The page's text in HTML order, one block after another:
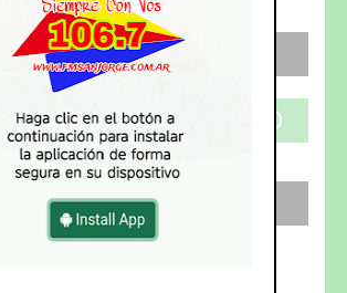
REDES SOCIALES
SEGUI NUESTRO CANAL